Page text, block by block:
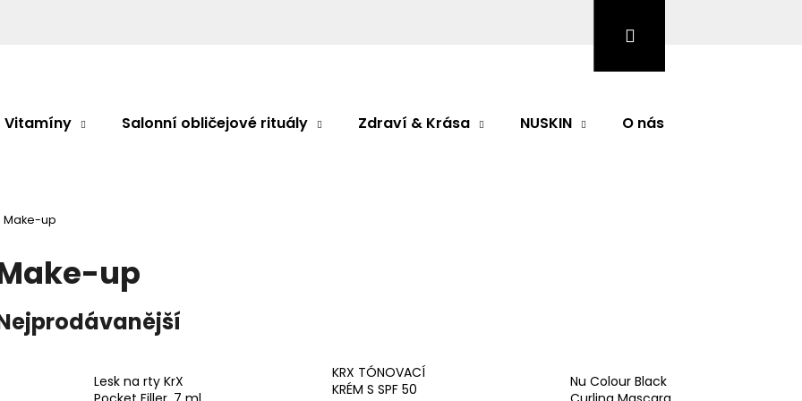
Vitamíny Salonní obličejové rituály Zdraví & Krása NUSKIN O nás
Přihlášení
Make-up
up
Lesk na rty KrX
KRX TÓNOVACÍ
KRÉM S SPF 50
Nu Colour Black